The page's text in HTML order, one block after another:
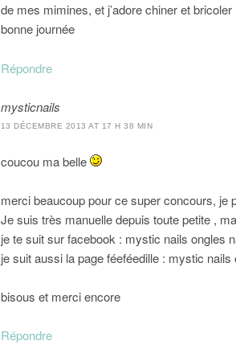
de mes mimines, et j’adore chiner et
bonne journée
Répondre
mysticnails
13 DÉCEMBRE 2013 AT 17 H 38 MIN
coucou ma belle
merci beaucoup pour ce super concours, je
Je suis très manuelle depuis toute petite ,
je te suit sur facebook : mystic nails ongles
je suit aussi la page féeféedille : mystic nails
bisous et merci encore
Répondre